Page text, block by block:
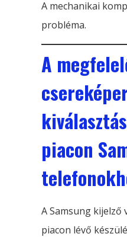
A mechanikai
probléma.
A
piacon
A Samsung kijelző
piacon lévő